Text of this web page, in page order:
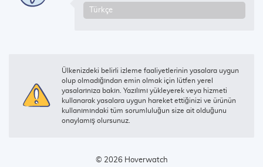
Ülkenizdeki belirli izleme faaliyetlerinin yasalara uygun
olup olmadığından emin olmak için lütfen yerel
yasalarınıza bakın. Yazılımı yükleyerek veya hizmeti
kullanarak yasalara uygun hareket ettiğinizi ve ürünün
kullanımındaki tüm sorumluluğun size ait olduğunu
onaylamış olursunuz.
© 2026 Hoverwatch